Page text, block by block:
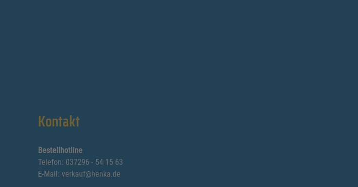
Kontakt
Bestellhotline
Telefon: 037296 - 54 15 63
E-Mail:verkauf@henka.de